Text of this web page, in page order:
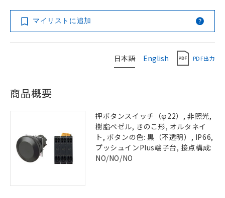
マイリストに追加
日本語 English PDF出力
商品概要
押ボタンスイッチ（φ22）, 非照光,
樹脂ベゼル, きのこ形, オルタネイ
ト, ボタンの色: 黒（不透明）, IP66,
プッシュインPlus端子台, 接点構成:
NO/NO/NO